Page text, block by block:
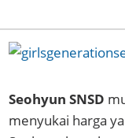
Seohyun SNSD
menyukai harga